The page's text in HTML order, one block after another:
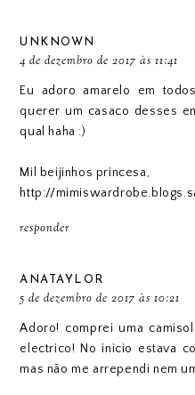
UNKNOWN
4 de dezembro de 2017 às 11:41
Eu adoro amarelo em
querer um casaco desses
qual haha :)
Mil beijinhos princesa,
http://
responder
ANATAYLOR
5 de dezembro de 2017 às 10:21
Adoro! comprei uma
electrico! No inicio estava
mas não me arrependi nem